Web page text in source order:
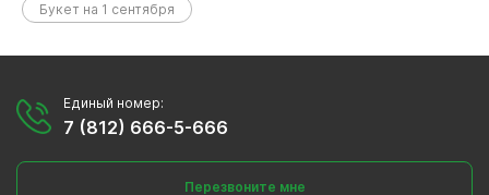
Букет на 1 сентября
Единый номер:
7 (812) 666-5-666
Перезвоните мне